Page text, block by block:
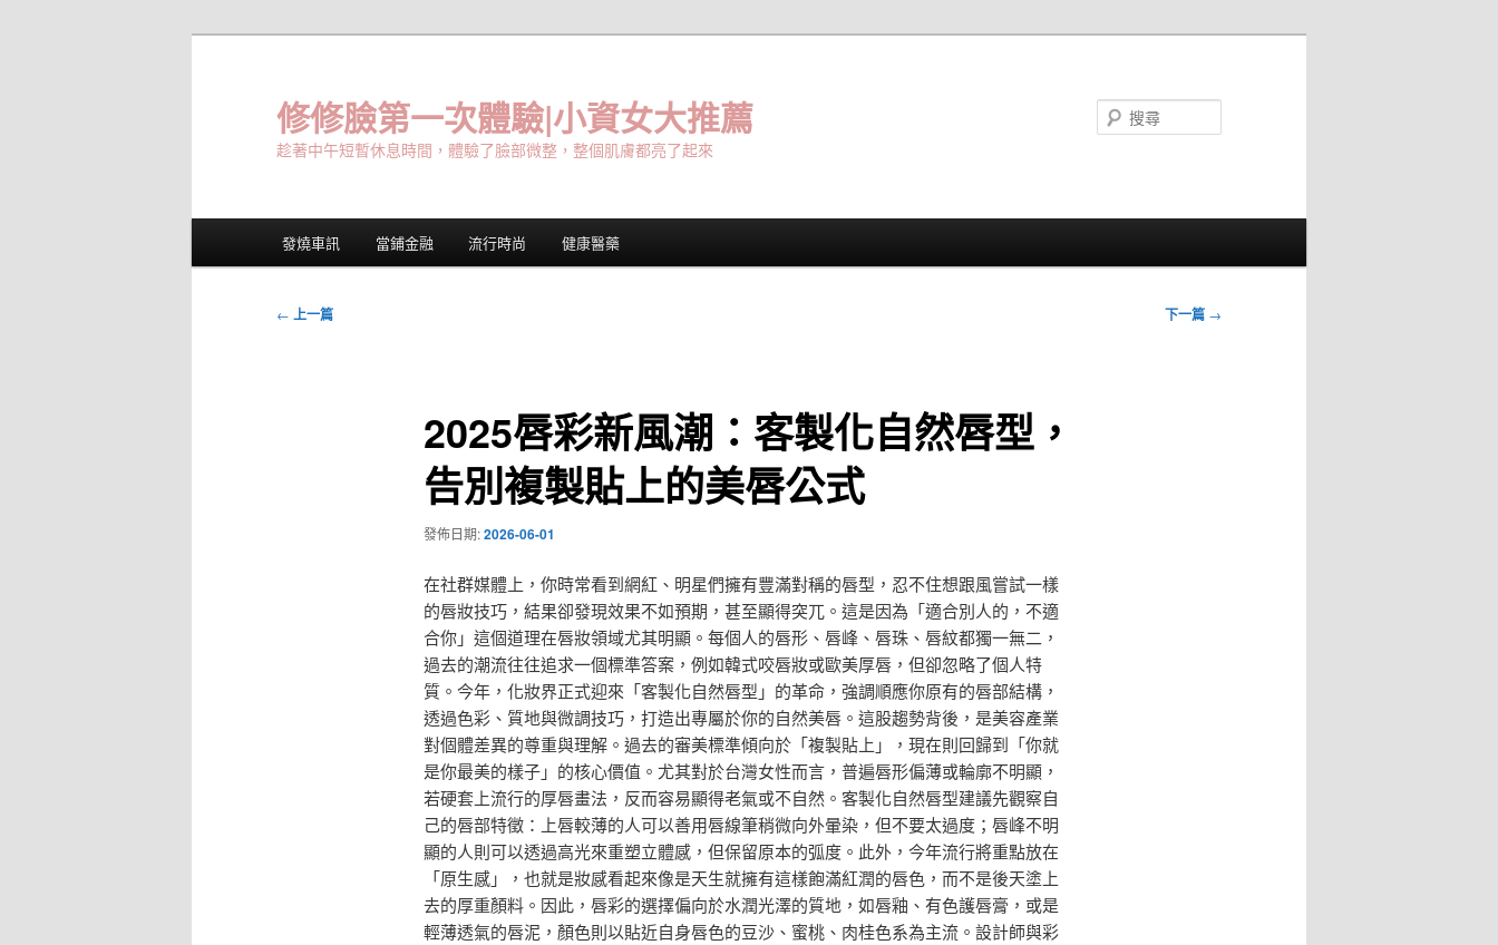
修修臉第一次體驗|小資女大推薦
趁著中午短暫休息時間，體驗了臉部微整，整個肌膚都亮了起來
發燒車訊 當鋪金融 流行時尚 健康醫藥
文
← 上一篇 下一篇 →
2025唇彩新風潮：客製化自然唇型，
告別複製貼上的美唇公式
發佈日期:2026-06-01
在社群媒體上，你時常看到網紅、明星們擁有豐滿對稱的唇型，忍不住想跟風嘗試一樣
的唇妝技巧，結果卻發現效果不如預期，甚至顯得突兀。這是因為「適合別人的，不適
合你」這個道理在唇妝領域尤其明顯。每個人的唇形、唇峰、唇珠、唇紋都獨一無二，
過去的潮流往往追求一個標準答案，例如韓式咬唇妝或歐美厚唇，但卻忽略了個人特
質。今年，化妝界正式迎來「客製化自然唇型」的革命，強調順應你原有的唇部結構，
透過色彩、質地與微調技巧，打造出專屬於你的自然美唇。這股趨勢背後，是美容產業
對個體差異的尊重與理解。過去的審美標準傾向於「複製貼上」，現在則回歸到「你就
是你最美的樣子」的核心價值。尤其對於台灣女性而言，普遍唇形偏薄或輪廓不明顯，
若硬套上流行的厚唇畫法，反而容易顯得老氣或不自然。客製化自然唇型建議先觀察自
己的唇部特徵：上唇較薄的人可以善用唇線筆稍微向外暈染，但不要太過度；唇峰不明
顯的人則可以透過高光來重塑立體感，但保留原本的弧度。此外，今年流行將重點放在
「原生感」，也就是妝感看起來像是天生就擁有這樣飽滿紅潤的唇色，而不是後天塗上
去的厚重顏料。因此，唇彩的選擇偏向於水潤光澤的質地，如唇釉、有色護唇膏，或是
輕薄透氣的唇泥，顏色則以貼近自身唇色的豆沙、蜜桃、肉桂色系為主流。設計師與彩